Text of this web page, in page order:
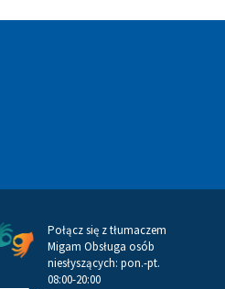
Połącz się z tłumaczem
Migam Obsługa osób
niesłyszących: pon.-pt.
08:00-20:00